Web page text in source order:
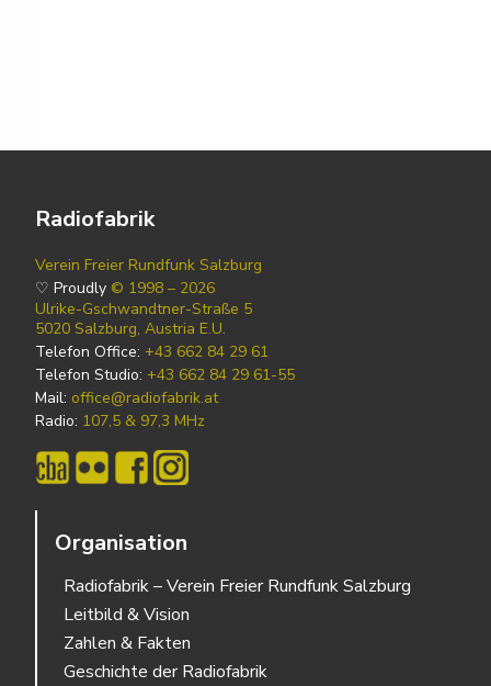
Radiofabrik
Verein Freier Rundfunk Salzburg
♡ Proudly © 1998 – 2026
Ulrike-Gschwandtner-Straße 5
5020 Salzburg, Austria E.U.
Telefon Office: +43 662 84 29 61
Telefon Studio: +43 662 84 29 61-55
Mail: office@radiofabrik.at
Radio: 107,5 & 97,3 MHz
Organisation
Radiofabrik – Verein Freier Rundfunk Salzburg
Leitbild & Vision
Zahlen & Fakten
Geschichte der Radiofabrik